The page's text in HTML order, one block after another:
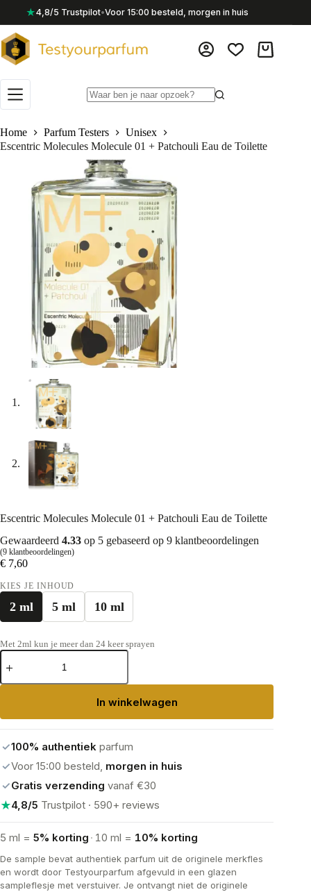
inhoud
★4,8/5 Trustpilot•Voor 15:00 besteld, morgen in huis
Home
Parfum Testers
Unisex
Escentric Molecules Molecule 01 + Patchouli Eau de Toilette
Escentric Molecules Molecule 01 + Patchouli Eau de Toilette
Gewaardeerd 4.33 op 5 gebaseerd op 9 klantbeoordelingen
(9 klantbeoordelingen)
€ 7,60
KIES JE INHOUD
2 ml 5 ml 10 ml
Met 2ml kun je meer dan 24 keer sprayen
Escentric
Molecules
01
Toilette
aantal
In winkelwagen
✓100% authentiek parfum
✓Voor 15:00 besteld, morgen in huis
✓Gratis verzending vanaf €30
★4,8/5 Trustpilot · 590+ reviews
5 ml = 5% korting · 10 ml = 10% korting
De sample bevat authentiek parfum uit de originele merkfles
en wordt door Testyourparfum afgevuld in een glazen
sampleflesje met verstuiver. Je ontvangt niet de originele